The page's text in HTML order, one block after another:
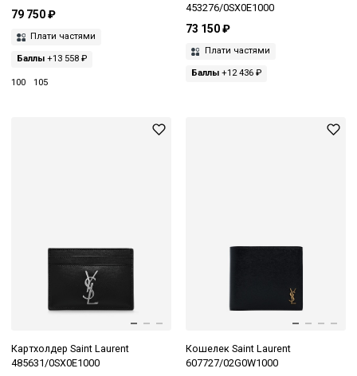
79 750 ₽
Плати частями
Баллы +13 558 ₽
100 105
453276/0SX0E1000
73 150 ₽
Плати частями
Баллы+12 436 ₽
Картхолдер Saint Laurent
485631/0SX0E1000
Кошелек Saint Laurent
607727/02G0W1000